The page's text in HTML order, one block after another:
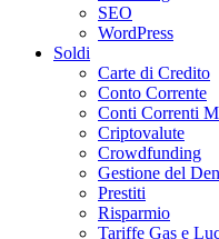
SEO
WordPress
Soldi
Carte di Credito
Conto Corrente
Conti Correnti
Criptovalute
Crowdfunding
Gestione del
Prestiti
Risparmio
Tariffe Gas e